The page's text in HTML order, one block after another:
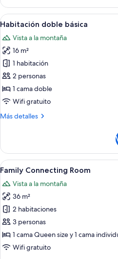
doble
Deluxe
Ver
todas
las
fotos
de
Habitación
doble
básica
4
Habitación doble básica
Vista a la montaña
16 m²
1 habitación
2 personas
1 cama doble
Wifi gratuito
Más detalles
Más
doble
básica
Ver
todas
las
fotos
de
Family
Connecting
Room
5
Family Connecting Room
Vista a la montaña
36 m²
2 habitaciones
3 personas
1 cama Queen size y 1 cama
Wifi gratuito